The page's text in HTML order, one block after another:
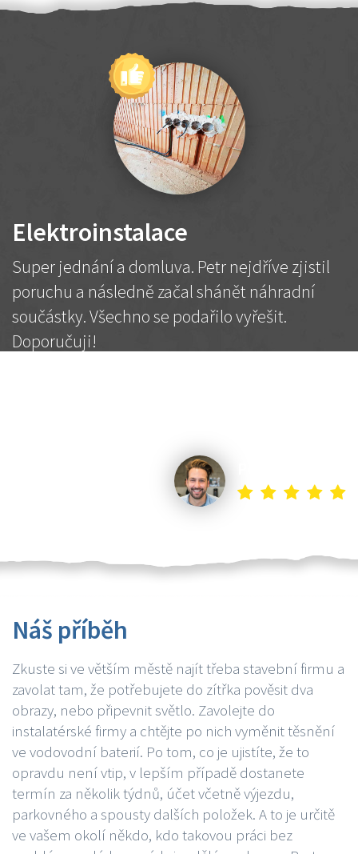
Elektroinstalace
Super jednání a domluva. Petr nejdříve zjistil
poruchu a následně začal shánět náhradní
součástky. Všechno se podařilo vyřešit.
Doporučuji!
Náš příběh
Zkuste si ve větším městě najít třeba stavební firmu a
zavolat tam, že potřebujete do zítřka pověsit dva
obrazy, nebo připevnit světlo. Zavolejte do
instalatérské firmy a chtějte po nich vyměnit těsnění
ve vodovodní baterií. Po tom, co je ujistíte, že to
opravdu není vtip, v lepším případě dostanete
termín za několik týdnů, účet včetně výjezdu,
parkovného a spousty dalších položek. A to je určitě
ve vašem okolí někdo, kdo takovou práci bez